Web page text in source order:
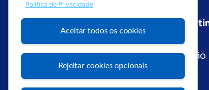
Sobre a ASN
Editorias
Economia & PolíticaInovação
Política de Privacidade
Aceitar todos os cookies
Rejeitar cookies opcionais